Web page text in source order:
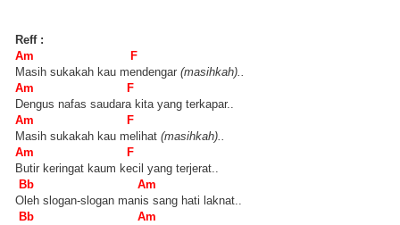
Reff :
Am F
Masih sukakah kau mendengar (masihkah)..
Am F
Dengus nafas saudara kita yang terkapar..
Am F
Masih sukakah kau melihat (masihkah)..
Am F
Butir keringat kaum kecil yang terjerat..
Bb Am
Oleh slogan-slogan manis sang hati laknat..
Bb Am